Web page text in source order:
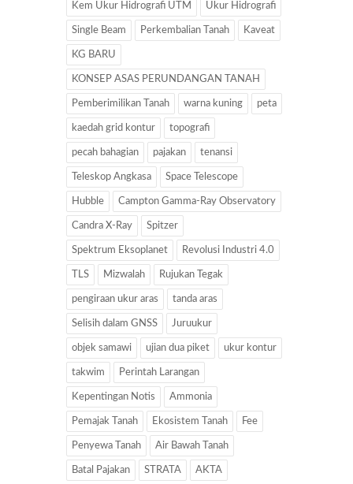
Kem Ukur Hidrografi UTM Ukur Hidrografi
Single Beam Perkembalian Tanah Kaveat
KG BARU
KONSEP ASAS PERUNDANGAN TANAH
Pemberimilikan Tanah warna kuning peta
kaedah grid kontur topografi
pecah bahagian pajakan tenansi
Teleskop Angkasa Space Telescope
Hubble Campton Gamma-Ray Observatory
Candra X-Ray Spitzer
Spektrum Eksoplanet Revolusi Industri 4.0
TLS Mizwalah Rujukan Tegak
pengiraan ukur aras tanda aras
Selisih dalam GNSS Juruukur
objek samawi ujian dua piket ukur kontur
takwim Perintah Larangan
Kepentingan Notis Ammonia
Pemajak Tanah Ekosistem Tanah Fee
Penyewa Tanah Air Bawah Tanah
Batal Pajakan STRATA AKTA